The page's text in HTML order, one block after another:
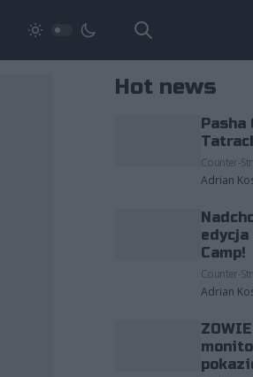
Hot news
Pasha
Counter-
Adrian
edycja
Camp!
Counter-
Adrian